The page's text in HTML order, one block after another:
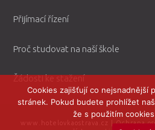
Přijímací řízení
Proč studovat na naší škole
Žádosti ke stažení
www.hotelovkaostrava.cz |Ochrana
Cookies zajišťují co nejsnadnější
stránek. Pokud budete prohlížet
že s použitím